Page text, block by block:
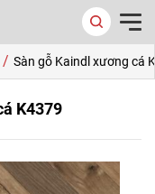
/ Sàn gỗ Kaindl xương cá
K4379